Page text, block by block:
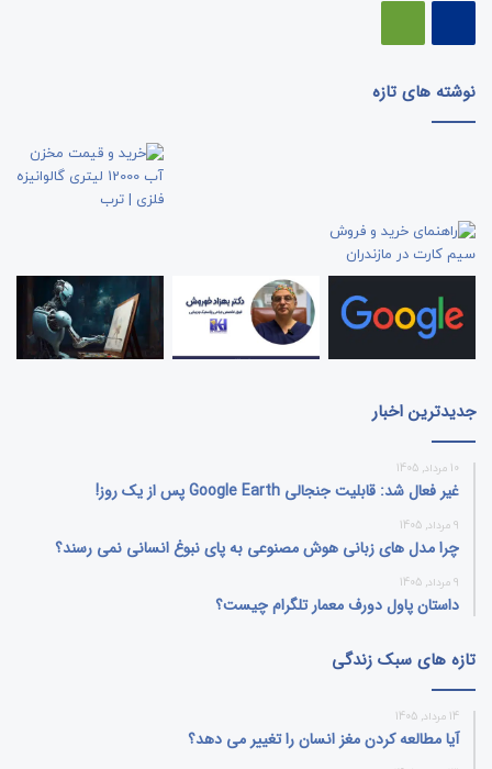
نوشته های تازه
جدیدترین اخبار
10 مرداد, 1405
غیر فعال شد: قابلیت جنجالی Google Earth پس از یک روز!
9 مرداد, 1405
چرا مدل‌ های زبانی هوش مصنوعی به پای نبوغ انسانی نمی‌ رسند؟
9 مرداد, 1405
داستان پاول دورف معمار تلگرام چیست؟
تازه های سبک زندگی
14 مرداد, 1405
آیا مطالعه کردن مغز انسان را تغییر می‌ دهد؟